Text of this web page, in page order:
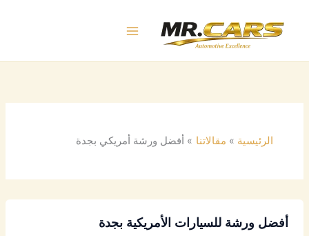
المحتوى
الرئيسية مقالاتنا أفضل ورشة أمريكي بجدة
أفضل ورشة للسيارات الأمريكية بجدة